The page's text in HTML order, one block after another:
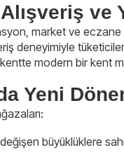
ve
market ve eczane
deneyimiyle
modern bir kent
Yeni
büyüklüklere